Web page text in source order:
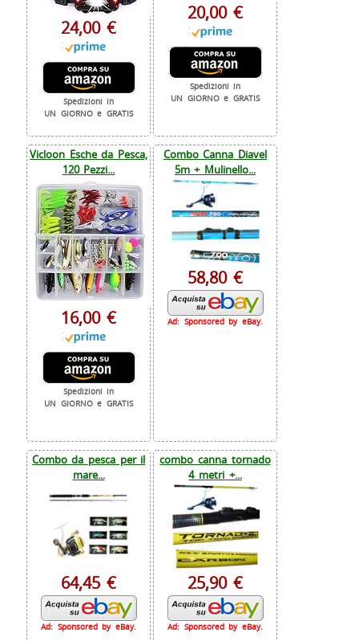
24,00 €
Spedizioni in
UN GIORNO e GRATIS
20,00 €
Spedizioni in
UN GIORNO e GRATIS
Vicloon Esche da Pesca,
120 Pezzi...
16,00 €
Spedizioni in
UN GIORNO e GRATIS
Combo Canna Diavel
5m + Mulinello...
58,80 €
Ad: Sponsored by eBay.
Combo da pesca per il
mare...
64,45 €
Ad: Sponsored by eBay.
combo canna tornado
4 metri +...
25,90 €
Ad: Sponsored by eBay.